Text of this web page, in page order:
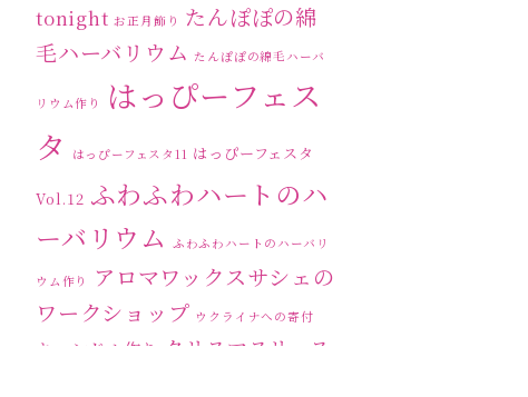
tonight お正月飾り たんぽぽの綿
毛ハーバリウム たんぽぽの綿毛ハーバ
リウム作り
はっぴーフェス
タ
はっぴーフェスタ11 はっぴーフェスタ
Vol.12 ふわふわハートのハ
ーバリウム ふわふわハートのハーバリ
ウム作り
アロマワックスサシェの
ワークショップ ウクライナへの寄付
キャンドル作り クリスマスリース